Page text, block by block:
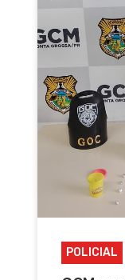
POLICIAL